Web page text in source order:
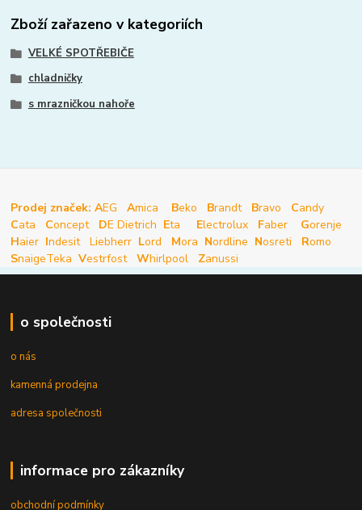
Zboží zařazeno v kategoriích
VELKÉ SPOTŘEBIČE
chladničky
s mrazničkou nahoře
Prodej značek: AEG Amica Beko Brandt Bravo Candy
Cata Concept DE Dietrich Eta Electrolux Faber Gorenje
Haier Indesit Liebherr Lord Mora Nordline Nosreti Romo
SnaigeTeka Vestrfost Whirlpool Zanussi
o společnosti
o nás
kamenná prodejna
adresa společnosti
informace pro zákazníky
obchodní podmínky